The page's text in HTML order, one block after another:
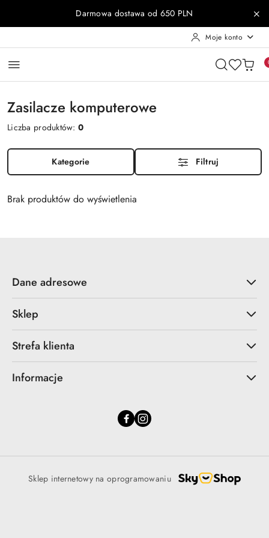
Przejdź do treści głównej
Przejdź do wyszukiwarki
Przejdź do moje konto
Przejdź do menu głównego
Przejdź do stopkiDarmowa dostawa od 650 PLN
Moje konto
Zasilacze komputerowe
Liczba produktów:0
Kategorie Filtruj
Brak produktów do wyświetlenia
Dane adresowe
Sklep
Strefa klienta
Informacje
Sklep internetowy na oprogramowaniu